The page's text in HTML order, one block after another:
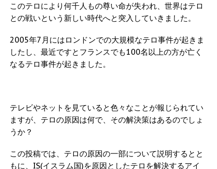
このテロにより何千人もの尊い命が失われ、世界はテロ
との戦いという新しい時代へと突入していきました。
2005年7月にはロンドンでの大規模なテロ事件が起きま
したし、最近ですとフランスでも100名以上の方が亡く
なるテロ事件が起きました。
テレビやネットを見ていると色々なことが報じられてい
ますが、テロの原因は何で、その解決策はあるのでしょ
うか？
この投稿では、テロの原因の一部について説明するとと
もに、IS(イスラム国)を原因としたテロを解決するアイ